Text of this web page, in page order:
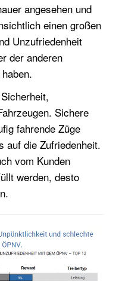
angesehen und
einen großen
Unzufriedenheit
der anderen
Sichere
fahrende Züge
auf die Zufriedenheit.
vom Kunden
werden, desto